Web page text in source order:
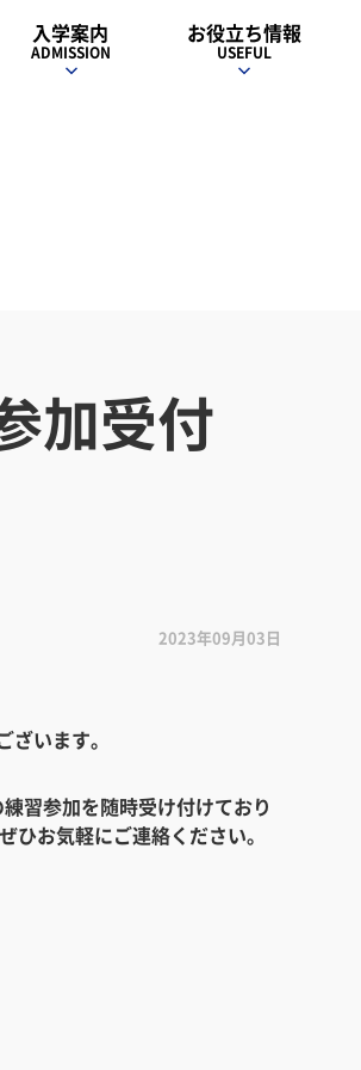
入学案内
ADMISSION
お役立ち情報
USEFUL
加受付
2023年09月03日
います。
習参加を随時受け付けており
お気軽にご連絡ください。